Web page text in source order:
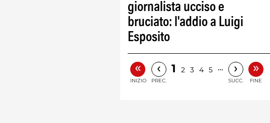
giornalista ucciso e
bruciato: l'addio a Luigi
Esposito
«
INIZIO
‹
PREC.
1 2 3 4 5 … ›
SUCC.
»
FINE